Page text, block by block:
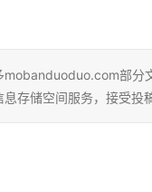
mobanduoduo.com部分
息存储空间服务，接受投